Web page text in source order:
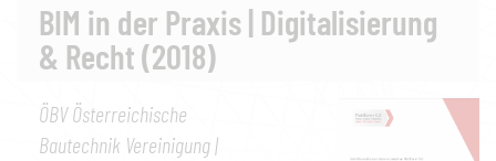
BIM in der Praxis | Digitalisierung
& Recht (2018)
ÖBV Österreichische
Bautechnik Vereinigung |